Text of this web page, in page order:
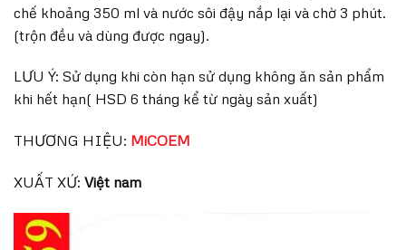
chế khoảng 350 ml và nước sôi đậy nắp lại và chờ 3 phút.
(trộn đều và dùng được ngay).
LƯU Ý: Sử dụng khi còn hạn sử dụng không ăn sản phẩm
khi hết hạn( HSD 6 tháng kể từ ngày sản xuất)
THƯƠNG HIỆU: MiCOEM
XUẤT XỨ: Việt nam